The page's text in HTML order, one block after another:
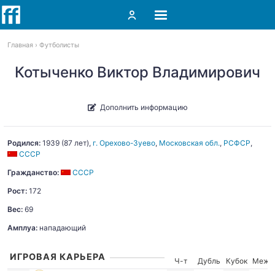
Главная Футболисты
Котыченко Виктор Владимирович
Дополнить информацию
Родился: 1939 (87 лет), г. Орехово-Зуево, Московская обл., РСФСР,
СССР
Гражданство:
СССР
Рост: 172
Вес: 69
Амплуа: нападающий
ИГРОВАЯ КАРЬЕРА Ч-т Дубль Кубок
Межд.